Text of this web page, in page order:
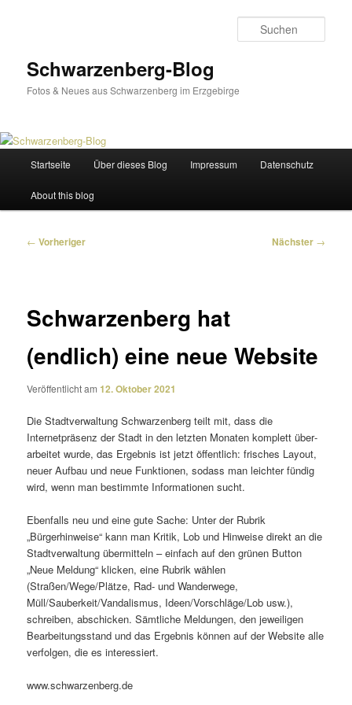
Schwarzenberg-Blog
Fotos & Neues aus Schwarzenberg im Erzgebirge
Startseite Über dieses Blog Impressum Datenschutz
About this blog
Beitragsnavigation
← Vorheriger Nächster →
Schwarzenberg hat
(endlich) eine neue Website
Veröffentlicht am12. Oktober 2021
Die Stadtverwaltung Schwarzenberg teilt mit, dass die
Internetpräsenz der Stadt in den letzten Monaten komplett über­
ar­beitet wurde, das Ergebnis ist jetzt öffent­lich: frisches Layout,
neuer Aufbau und neue Funktionen, sodass man leichter fündig
wird, wenn man bestimmte Informationen sucht.
Ebenfalls neu und eine gute Sache: Unter der Rubrik
„Bürgerhinweise“ kann man Kritik, Lob und Hinweise direkt an die
Stadtverwaltung über­mit­teln – einfach auf den grünen Button
„Neue Meldung“ klicken, eine Rubrik wählen
(Straßen/Wege/Plätze, Rad- und Wanderwege,
Müll/Sauberkeit/Vandalismus, Ideen/Vorschläge/Lob usw.),
schreiben, abschi­cken. Sämtliche Meldungen, den jewei­ligen
Bearbeitungsstand und das Ergebnis können auf der Website alle
verfolgen, die es interessiert.
www.schwarzenberg.de